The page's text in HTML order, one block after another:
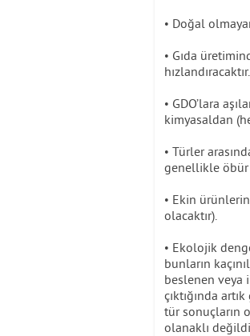
• Doğal
• Gıda
hızlandıracaktır.
• GDO’lara
kimyasaldan
• Türler
genellikle öbür
• Ekin
olacaktır).
• Ekolojik
bunların
beslenen veya
çıktığında
tür sonuçların
olanaklı